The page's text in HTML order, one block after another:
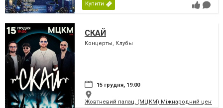
Купити
СКАЙ
Концерты, Клубы
15 грудня, 19:00
Жовтневий палац, (МЦКМ) Міжнародний центр